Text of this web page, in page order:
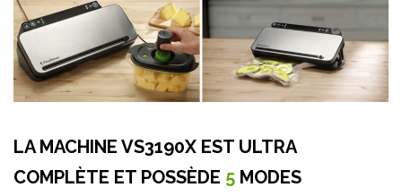
LA MACHINE VS3190X EST ULTRA
COMPLÈTE ET POSSÈDE 5 MODES